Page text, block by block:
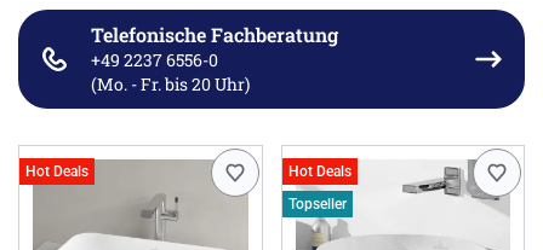
Telefonische Fachberatung
+49 2237 6556-0
(Mo. - Fr. bis 20 Uhr)
Hot Deals
Hot Deals
Topseller